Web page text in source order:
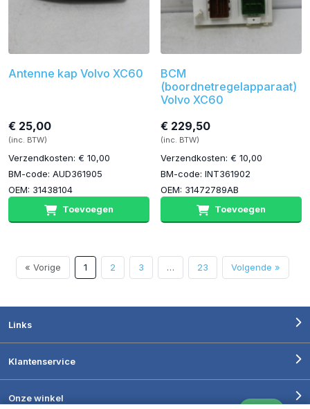
Antenne kap Volvo XC60
€ 25,00
(inc. BTW)
Verzendkosten: € 10,00
BM-code: AUD361905
OEM: 31438104
Toevoegen
BCM
(boordnetregelapparaat)
Volvo XC60
€ 229,50
(inc. BTW)
Verzendkosten: € 10,00
BM-code: INT361902
OEM: 31472789AB
Toevoegen
« Vorige 1 2 3 … 23 Volgende »
Links
Klantenservice
Onze winkel